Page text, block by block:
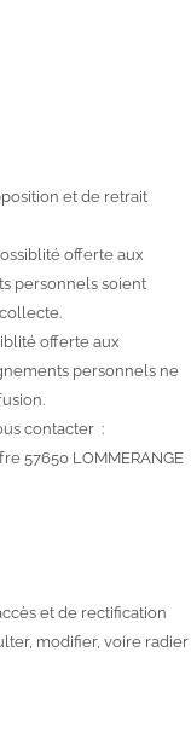
et de retrait
offerte aux
personnels soient
offerte aux
personnels ne
contacter :
57650 LOMMERANGE
et de rectification
modifier, voire radier